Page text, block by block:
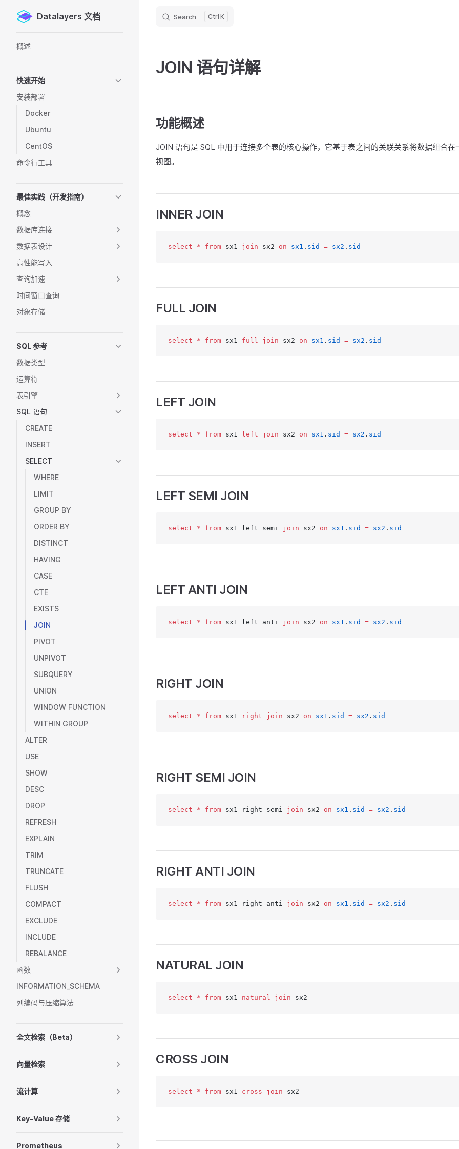
Skip to content
Datalayers 文档 Search K
概述
快速开始
安装部署
Docker
Ubuntu
CentOS
命令行工具
最佳实践（开发指南）
概念
数据库连接
数据表设计
高性能写入
查询加速
时间窗口查询
对象存储
SQL 参考
数据类型
运算符
表引擎
SQL 语句
CREATE
INSERT
SELECT
WHERE
LIMIT
GROUP BY
ORDER BY
DISTINCT
HAVING
CASE
CTE
EXISTS
JOIN
PIVOT
UNPIVOT
SUBQUERY
UNION
WINDOW FUNCTION
WITHIN GROUP
ALTER
USE
SHOW
DESC
DROP
REFRESH
EXPLAIN
TRIM
TRUNCATE
FLUSH
COMPACT
EXCLUDE
INCLUDE
REBALANCE
函数
INFORMATION_SCHEMA
列编码与压缩算法
全文检索（Beta）
向量检索
流计算
Key-Value 存储
Prometheus
JOIN 语句详解
功能概述
JOIN 语句是 SQL 中用于连接多个表的核心操作，它基于表之间的关联关系将数据组合
视图。
INNER JOIN
select * from sx1 join sx2 on sx1 . sid = sx2 . sid
FULL JOIN
select * from sx1 full join sx2 on sx1 . sid = sx2 . sid
LEFT JOIN
select * from sx1 left join sx2 on sx1 . sid = sx2 . sid
LEFT SEMI JOIN
select * from sx1 left semi join sx2 on sx1 . sid = sx2 . sid
LEFT ANTI JOIN
select * from sx1 left anti join sx2 on sx1 . sid = sx2 . sid
RIGHT JOIN
select * from sx1 right join sx2 on sx1 . sid = sx2 . sid
RIGHT SEMI JOIN
select * from sx1 right semi join sx2 on sx1 . sid = sx2 . sid
RIGHT ANTI JOIN
select * from sx1 right anti join sx2 on sx1 . sid = sx2 . sid
NATURAL JOIN
select * from sx1 natural join sx2
CROSS JOIN
select * from sx1 cross join sx2